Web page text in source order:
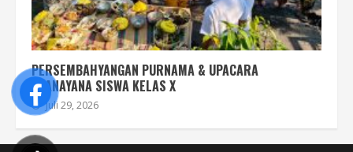
PERSEMBAHYANGAN PURNAMA & UPACARA
UPANAYANA SISWA KELAS X
Juli 29, 2026